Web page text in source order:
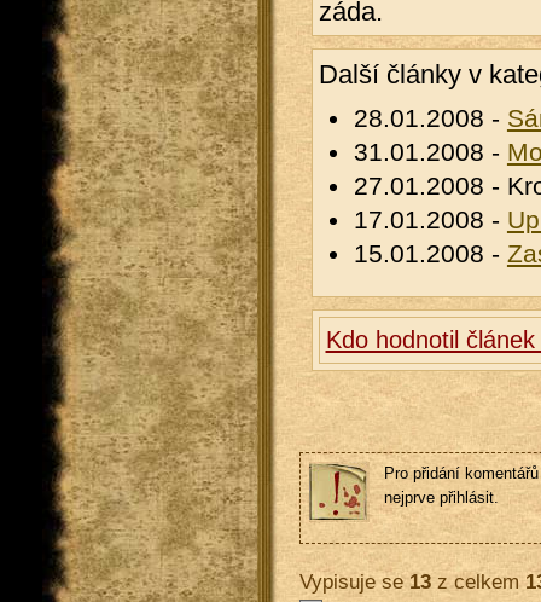
záda.
Další články v
28.01.2008 -
31.01.2008 -
27.01.2008 -
17.01.2008 -
15.01.2008 -
Kdo hodnotil
Pro přidání
nejprve přihlásit.
Vypisuje se13z celkem